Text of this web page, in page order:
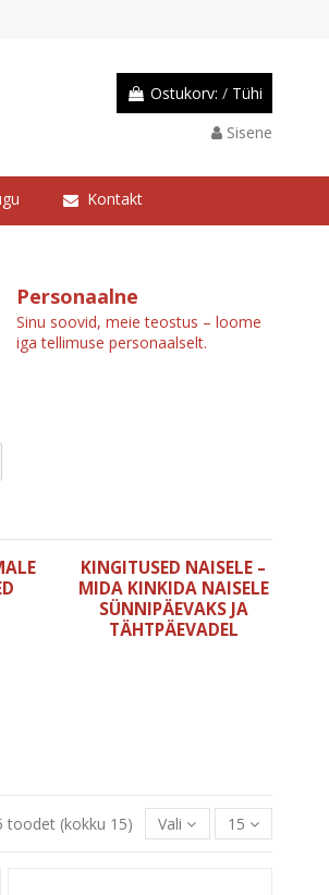
Ostukorv: / Tühi
Sisene
Kontakt
Personaalne
Sinu soovid, meie teostus – loome
iga tellimuse personaalselt.
KINGITUSED NAISELE –
MIDA KINKIDA NAISELE
SÜNNIPÄEVAKS JA
TÄHTPÄEVADEL
toodet (kokku 15) Vali 15